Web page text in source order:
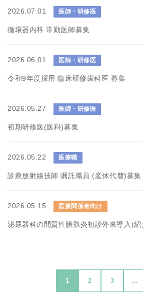
2026.07.01 医師・研修医
循環器内科 常勤医師募集
2026.06.01 医師・研修医
令和9年度採用 臨床研修歯科医 募集
2026.05.27 医師・研修医
初期研修医(医科)募集
2026.05.22 医療職
診療放射線技師 嘱託職員 (産休代替)募集
2026.05.15 医療関係者向け
泌尿器科の間質性膀胱炎初診外来導入(
1 2 3 ...